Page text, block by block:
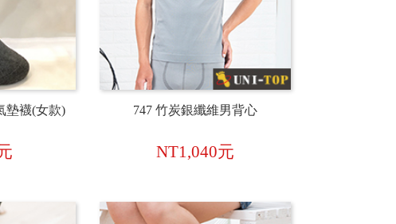
墊襪(女款) 747 竹炭銀纖維男背心
NT1,040元